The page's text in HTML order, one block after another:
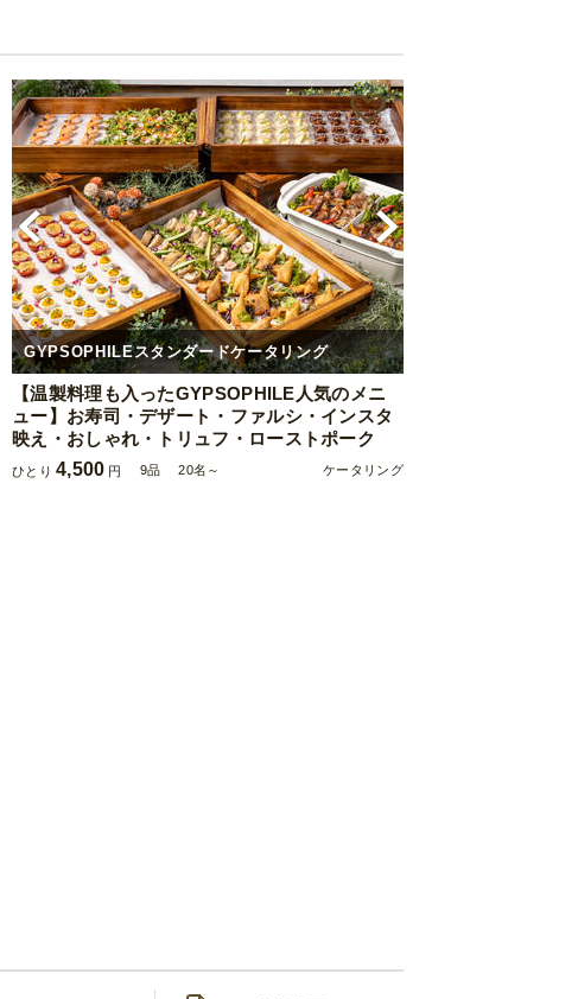
GYPSOPHILEスタンダードケータリング
【温製料理も入ったGYPSOPHILE人気のメニ
ュー】お寿司・デザート・ファルシ・インスタ
映え・おしゃれ・トリュフ・ローストポーク
ひとり 4,500 円 9品 20名～ ケータリング